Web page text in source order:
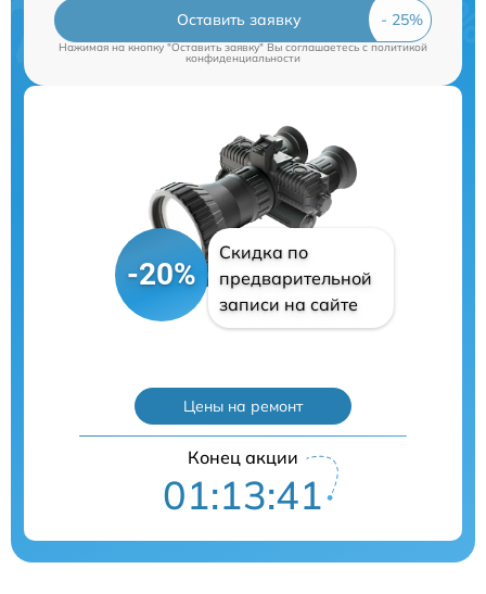
Оставить заявку
Нажимая на кнопку "Оставить заявку" Вы соглашаетесь cполитикой
конфиденциальности
-20%
Скидка по
предварительной
записи на сайте
Цены на ремонт
Конец акции
01:13:40